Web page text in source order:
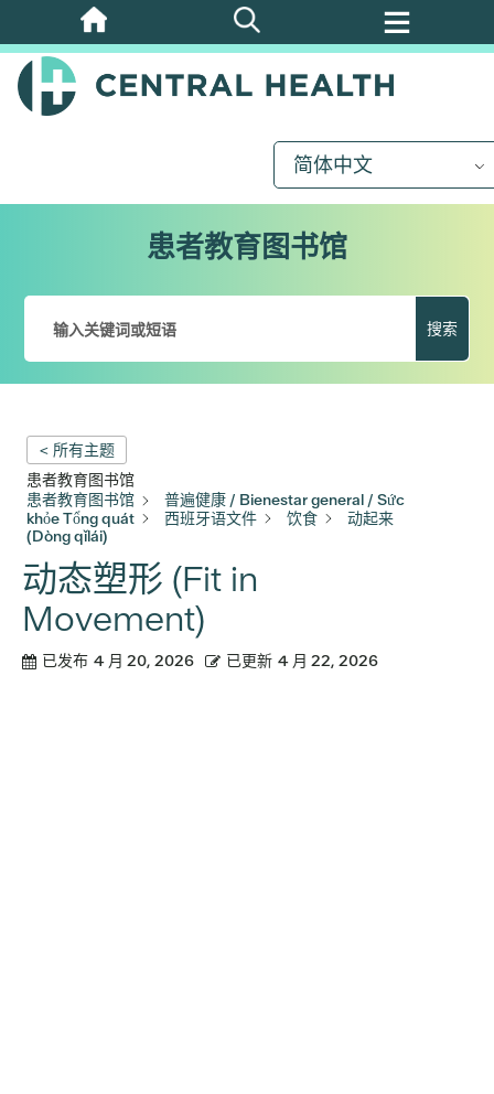
跳
至
主
简体中文
患者教育图书馆
搜索
< 所有主题
患者教育图书馆
患者教育图书馆
普遍健康 / Bienestar general / Sức
khỏe Tổng quát
西班牙语文件 饮食
动起来
(Dòng qǐlái)
动态塑形 (Fit in
Movement)
已发布 4 月 20, 2026 已更新 4 月 22, 2026